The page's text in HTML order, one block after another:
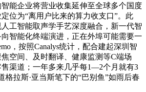
能企业将营业收集延伸至全球多个国度
位为“离用户比来的算力收支口”。此
工智能取声学手艺深度融合，新一代智
智能化终端演进，正在外埠可能需要一
，按照Canalys统计，配合建起深圳智
空间、及时翻译、健康监测等C端场
渠道；一年多来几乎每1—2个月就有3
拉斯·亚当斯笔下的“巴别鱼”如雨后春